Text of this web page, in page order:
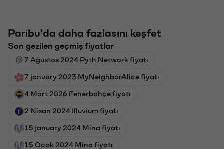
Paribu'da daha fazlasını keşfet
Son gezilen geçmiş fiyatlar
7 Ağustos 2024 Pyth Network fiyatı
7 january 2023 MyNeighborAlice fiyatı
4 Mart 2026 Fenerbahçe fiyatı
2 Nisan 2024 Illuvium fiyatı
15 january 2024 Mina fiyatı
15 Ocak 2024 Mina fiyatı